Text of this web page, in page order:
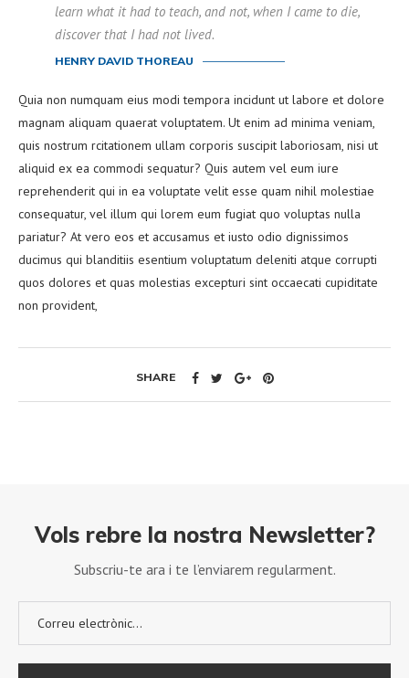
learn what it had to teach, and not, when I came to die,
discover that I had not lived.
HENRY DAVID THOREAU
Quia non numquam eius modi tempora incidunt ut labore et dolore
magnam aliquam quaerat voluptatem. Ut enim ad minima veniam,
quis nostrum rcitationem ullam corporis suscipit laboriosam, nisi ut
aliquid ex ea commodi sequatur? Quis autem vel eum iure
reprehenderit qui in ea voluptate velit esse quam nihil molestiae
consequatur, vel illum qui lorem eum fugiat quo voluptas nulla
pariatur? At vero eos et accusamus et iusto odio dignissimos
ducimus qui blanditiis esentium voluptatum deleniti atque corrupti
quos dolores et quas molestias excepturi sint occaecati cupiditate
non provident,
SHARE
Vols rebre la nostra Newsletter?
Subscriu-te ara i te l’enviarem regularment.